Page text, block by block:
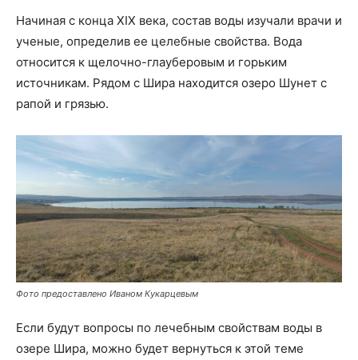
Начиная с конца XIX века, состав воды изучали врачи и
ученые, определив ее целебные свойства. Вода
относится к щелочно-глауберовым и горьким
источникам. Рядом с Шира находится озеро Шунет с
рапой и грязью.
Фото предоставлено Иваном Кукарцевым
Если будут вопросы по лечебным свойствам воды в
озере Шира, можно будет вернуться к этой теме